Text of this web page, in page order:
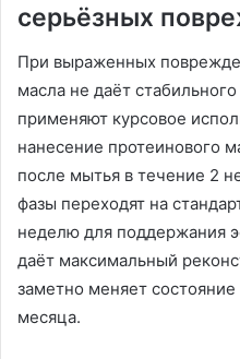
серьёзных
При выраженных
масла не даёт
применяют курсовое
нанесение протеинового
после мытья в течение 2
фазы переходят на
неделю для поддержания
даёт максимальный
заметно меняет
месяца.